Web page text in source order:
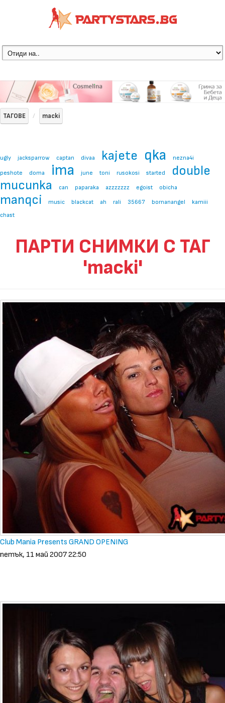
ТАГОВЕ macki
ugly jacksparrow captan divaa kajete qka
nezna4i
peshote
doma ima june toni rusokosi started
double
mucunka
can paparaka azzzzzzz egoist obicha
manqci music blackcat ah rali 35667 bornanangel
kamiii
chast
ПАРТИ СНИМКИ С ТАГ
'macki'
Club Mania Presents GRAND OPENING
петък, 11 май 2007 22:50